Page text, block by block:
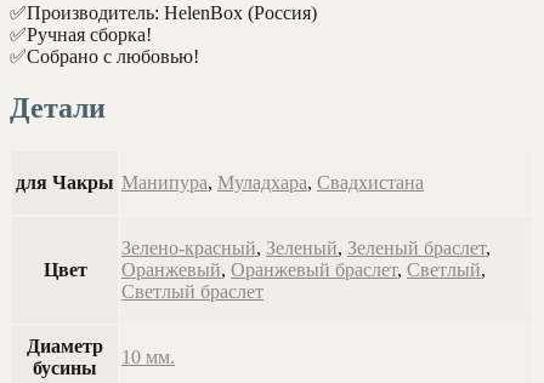
✅Производитель: HelenBox (Россия)
✅Ручная сборка!
✅Собрано с любовью!
Детали
для Чакры Манипура, Муладхара, Свадхистана
Цвет
Зелено-красный, Зеленый, Зеленый браслет,
Оранжевый, Оранжевый браслет, Светлый,
Светлый браслет
Диаметр
бусины
10 мм.